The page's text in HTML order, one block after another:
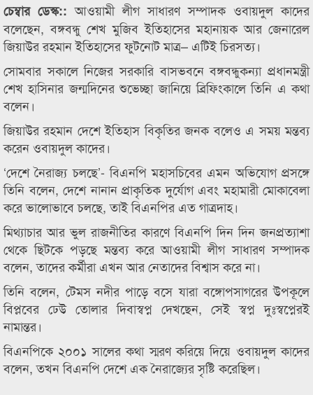
চেম্বার ডেস্ক::আওয়ামী লীগ সাধারণ সম্পাদক ওবায়দুল কাদের
বলেছেন, বঙ্গবন্ধু শেখ মুজিব ইতিহাসের মহানায়ক আর জেনারেল
জিয়াউর রহমান ইতিহাসের ফুটনোট মাত্র– এটিই চিরসত্য।
সোমবার সকালে নিজের সরকারি বাসভবনে বঙ্গবন্ধুকন্যা প্রধানমন্ত্রী
শেখ হাসিনার জন্মদিনের শুভেচ্ছা জানিয়ে ব্রিফিংকালে তিনি এ কথা
বলেন।
জিয়াউর রহমান দেশে ইতিহাস বিকৃতির জনক বলেও এ সময় মন্তব্য
করেন ওবায়দুল কাদের।
‘দেশে নৈরাজ্য চলছে’- বিএনপি মহাসচিবের এমন অভিযোগ প্রসঙ্গে
তিনি বলেন, দেশে নানান প্রাকৃতিক দুর্যোগ এবং মহামারী মোকাবেলা
করে ভালোভাবে চলছে, তাই বিএনপির এত গাত্রদাহ।
মিথ্যাচার আর ভুল রাজনীতির কারণে বিএনপি দিন দিন জনপ্রত্যাশা
থেকে ছিটকে পড়ছে মন্তব্য করে আওয়ামী লীগ সাধারণ সম্পাদক
বলেন, তাদের কর্মীরা এখন আর নেতাদের বিশ্বাস করে না।
তিনি বলেন, টেমস নদীর পাড়ে বসে যারা বঙ্গোপসাগরের উপকূলে
বিপ্লবের ঢেউ তোলার দিবাস্বপ্ন দেখছেন, সেই স্বপ্ন দুঃস্বপ্নেরই
নামান্তর।
বিএনপিকে ২০০১ সালের কথা স্মরণ করিয়ে দিয়ে ওবায়দুল কাদের
বলেন, তখন বিএনপি দেশে এক নৈরাজ্যের সৃষ্টি করেছিল।